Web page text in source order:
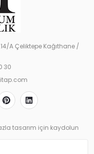
A Çeliktepe Kağıthane /
30
tasarım için kaydolun